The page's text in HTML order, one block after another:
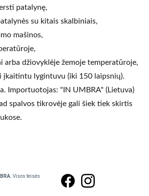
patalynę,
su kitais skalbiniais,
mašinos,
arba džiovyklėje žemoje temperatūroje,
įkaitintu lygintuvu (iki 150 laipsnių).
Importuotojas: "IN UMBRA" (Lietuva)
spalvos tikrovėje gali šiek tiek skirtis
Visos teisės